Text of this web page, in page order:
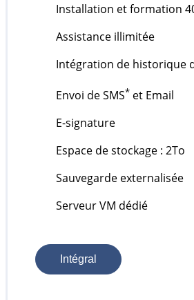
Installation et formation
Assistance illimitée
Intégration de historique
Envoi de SMS* et Email
E-signature
Espace de stockage : 2To
Sauvegarde externalisée
Serveur VM dédié
Intégral